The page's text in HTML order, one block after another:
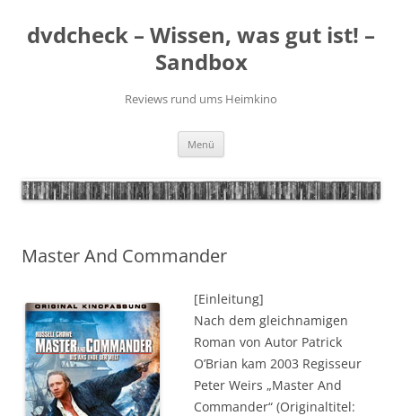
springen
dvdcheck – Wissen, was gut ist! –
Sandbox
Reviews rund ums Heimkino
Menü
Master And Commander
[Einleitung]
Nach dem gleichnamigen
Roman von Autor Patrick
O’Brian kam 2003 Regisseur
Peter Weirs „Master And
Commander“ (Originaltitel: